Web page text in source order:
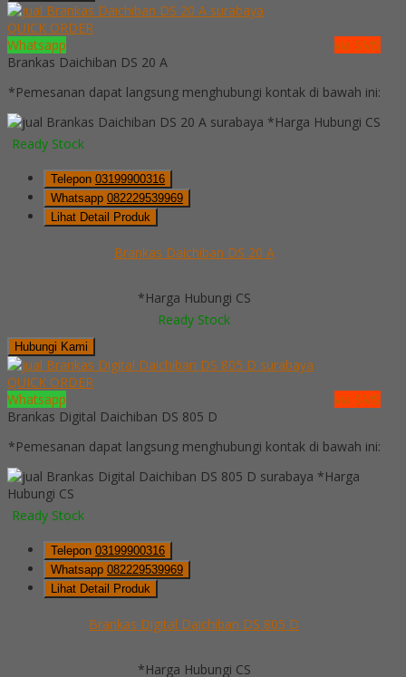
QUICK ORDER
Whatsapp
via SMS
Brankas Daichiban DS 20 A
*Pemesanan dapat langsung menghubungi kontak di bawah ini:
*Harga Hubungi CS
Ready Stock
Telepon 03199900316
Whatsapp 082229539969
Lihat Detail Produk
Brankas Daichiban DS 20 A
*Harga Hubungi CS
Ready Stock
Hubungi Kami
QUICK ORDER
Whatsapp
via SMS
Brankas Digital Daichiban DS 805 D
*Pemesanan dapat langsung menghubungi kontak di bawah ini:
*Harga
Hubungi CS
Ready Stock
Telepon 03199900316
Whatsapp 082229539969
Lihat Detail Produk
Brankas Digital Daichiban DS 805 D
*Harga Hubungi CS